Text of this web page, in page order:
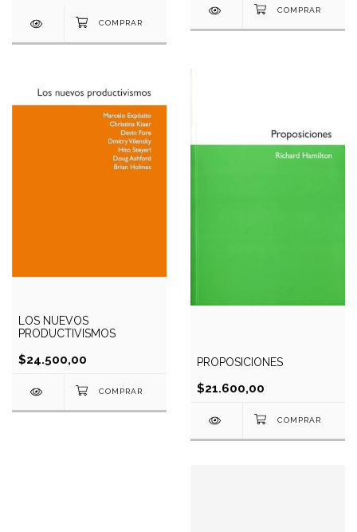
LOS NUEVOS
PRODUCTIVISMOS
$24.500,00 PROPOSICIONES
$21.600,00